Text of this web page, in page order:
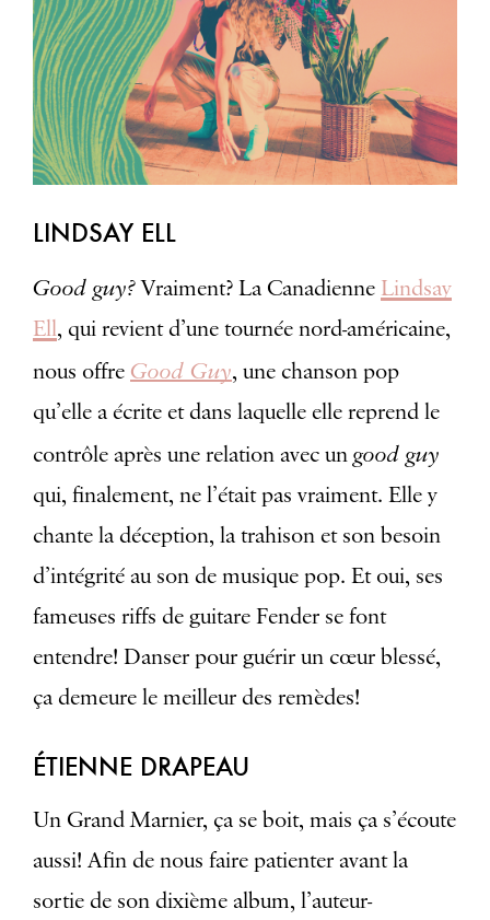
LINDSAY ELL
Good guy?Vraiment? La Canadienne Lindsay
Ell, qui revient d’une tournée nord-américaine,
nous offre Good Guy, une chanson pop
qu’elle a écrite et dans laquelle elle reprend le
contrôle après une relation avec ungood guy
qui, finalement, ne l’était pas vraiment. Elle y
chante la déception, la trahison et son besoin
d’intégrité au son de musique pop. Et oui, ses
fameuses riffs de guitare Fender se font
entendre! Danser pour guérir un cœur blessé,
ça demeure le meilleur des remèdes!
ÉTIENNE DRAPEAU
Un Grand Marnier, ça se boit, mais ça s’écoute
aussi! Afin de nous faire patienter avant la
sortie de son dixième album, l’auteur-